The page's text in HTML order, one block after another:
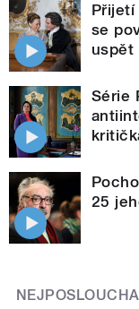
Přijetí
se
uspět
Série
25